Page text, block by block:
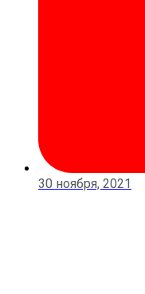
30 ноября, 2021